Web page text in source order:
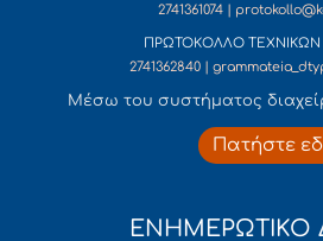
2741361074 |
ΠΡΩΤΟΚΟΛΛΟ ΤΕΧΝΙΚΩΝ
2741362840 |
Mέσω του συστήματος
Πατήστε
ΕΝΗΜΕΡΩΤΙΚΟ